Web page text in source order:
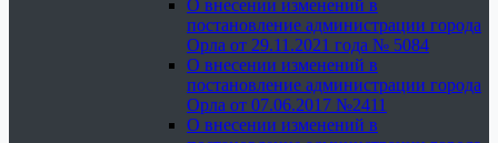
О внесении изменений в
постановление администрации города
Орла от 29.11.2021 года № 5084
О внесении изменений в
постановление администрации города
Орла от 07.06.2017 №2411
О внесении изменений в